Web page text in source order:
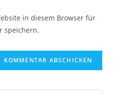
in diesem Browser für
speichern.